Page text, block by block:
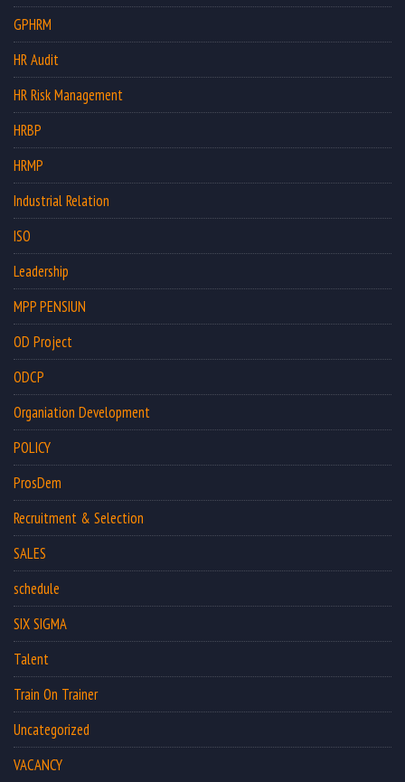
GPHRM
HR Audit
HR Risk Management
HRBP
HRMP
Industrial Relation
ISO
Leadership
MPP PENSIUN
OD Project
ODCP
Organiation Development
POLICY
ProsDem
Recruitment & Selection
SALES
schedule
SIX SIGMA
Talent
Train On Trainer
Uncategorized
VACANCY